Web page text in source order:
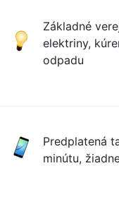
Základné
elektriny,
odpadu
Predplatená
minútu,